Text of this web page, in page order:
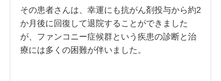
その患者さんは、幸運にも抗がん剤投与から約2
か月後に回復して退院することができました
が、ファンコニー症候群という疾患の診断と治
療には多くの困難が伴いました。